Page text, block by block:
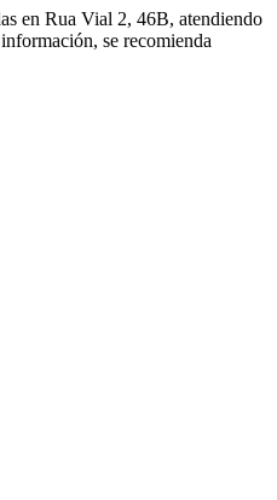
en Rua Vial 2, 46B, atendiendo
se recomienda